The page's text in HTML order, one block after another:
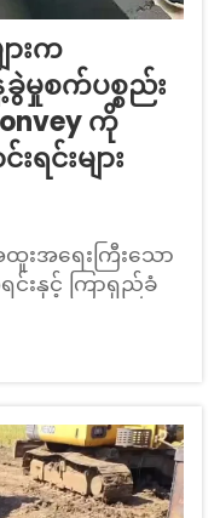
ားက
မှုစက်ပစ္စည်း
ကို
င်းများ
းအရေးကြီးသော
းနှင့် ကြာရှည်ခံ
အဓိကနည်းပညာ
များသည် သေး
က်မှုကို ခံနိုင်ရည်ရှိ
မှီခိုနေပါသည်။